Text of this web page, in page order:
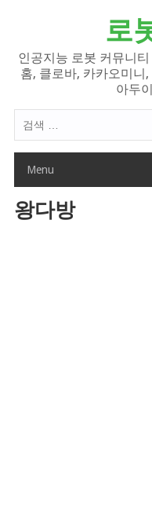
로
인공지능 로봇 커뮤니
홈, 클로바, 카카오미니
아두
색
Menu
왕다방